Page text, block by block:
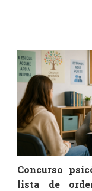
Concurso
lista de